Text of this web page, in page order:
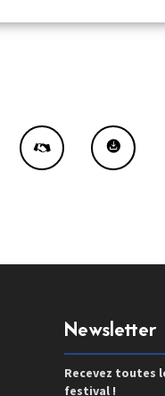
Newsletter
Recevez toutes
festival !